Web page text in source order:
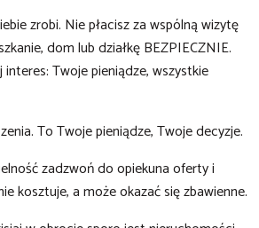
zrobi. Nie płacisz za wspólną wizytę
dom lub działkę BEZPIECZNIE.
Twoje pieniądze, wszystkie
To Twoje pieniądze, Twoje decyzje.
zadzwoń do opiekuna oferty i
kosztuje, a może okazać się zbawienne.